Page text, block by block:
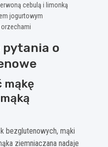
cebulą i limonką
jogurtowym
pytania o
mąkę
bezglutenowych, mąki
ziemniaczana nadaje